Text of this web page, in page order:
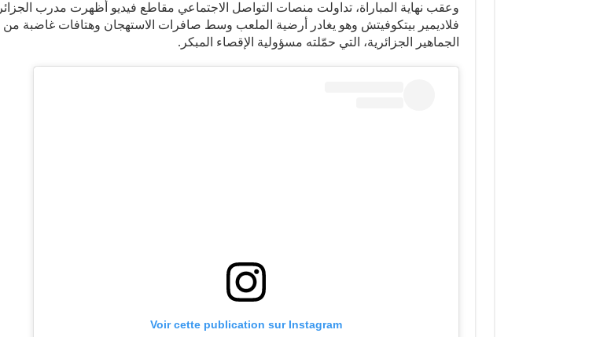
وعقب نهاية المباراة، تداولت منصات التواصل الاجتماعي مقاطع فيديو أظهرت مدرب الجزائر
فلاديمير بيتكوفيتش وهو يغادر أرضية الملعب وسط صافرات الاستهجان وهتافات غاضبة من
الجماهير الجزائرية، التي حمّلته مسؤولية الإقصاء المبكر.
Voir cette publication sur Instagram